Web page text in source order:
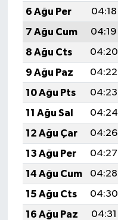
6 Ağu Per
04:18
7 Ağu Cum
04:19
8 Ağu Cts
04:20
9 Ağu Paz
04:22
10 Ağu Pts
04:23
11 Ağu Sal
04:24
12 Ağu Çar
04:26
13 Ağu Per
04:27
14 Ağu Cum
04:28
15 Ağu Cts
04:30
16 Ağu Paz
04:31